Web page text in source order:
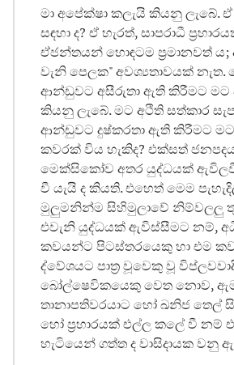
මා අපේක්ෂා කලැයි කියනු ලැබේ.
සඳහා ද? ඒ හැරත්, සාපරාධී
ඒජන්තයන් හොඳටම ප්‍රමානවත් ය;
වැනි පෙලක" අවශ්‍යතාවයක්
ආන්ඩුවට අසීරුතා ඇති කිරීමට මට
කියනු ලැබේ. මට අථිති සත්කාර
ආන්ඩුවට දුෂ්කරතා ඇති කිරීමට මට
කවරක් විය හැකිද? එක්සත්
මෙක්සිකෝව අතර යුද්ධයක්
වී යැයි ද කියති. එහෙත් මෙම
මුලුමනින්ම සිහිමුලාවේ නිම්වලලු
එවැනි යුද්ධයක් ඇවිස්සීමට නම්,
කවයන්ට පිටස්තරයෙකු හා එම
ද්වේශයට පාත්‍ර වූවෙකු වූ
බෝල්ෂෙවිකයෙකු වෙත නොව,
තානාපතිවරයාට හෝ ඛනිජ තෙල්
හෝ ප්‍රහාරයක් එල්ල කලේ වී නම්
හැටියෙන් ගත්ත ද වාසිදායක